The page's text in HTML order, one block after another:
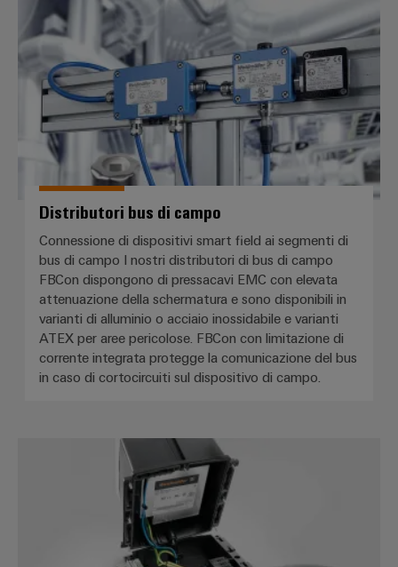
Distributori bus di campo
Distributori bus di campo
Connessione di dispositivi smart field ai segmenti di
bus di campo I nostri distributori di bus di campo
FBCon dispongono di pressacavi EMC con elevata
attenuazione della schermatura e sono disponibili in
varianti di alluminio o acciaio inossidabile e varianti
ATEX per aree pericolose. FBCon con limitazione di
corrente integrata protegge la comunicazione del bus
in caso di cortocircuiti sul dispositivo di campo.
Scatole di distribuzione